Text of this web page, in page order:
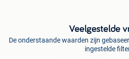
Veelgestelde
De onderstaande waarden zijn
ingestelde